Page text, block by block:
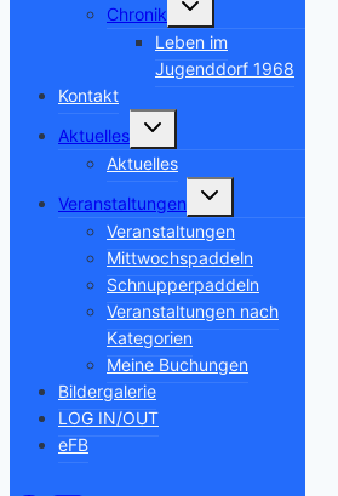
Chronik
Leben im
Jugenddorf 1968
Kontakt
Aktuelles
Untermenü
Aktuelles
Veranstaltungen
Untermenü
Veranstaltungen
Mittwochspaddeln
Schnupperpaddeln
Veranstaltungen nach
Kategorien
Meine Buchungen
Bildergalerie
LOG IN/OUT
eFB